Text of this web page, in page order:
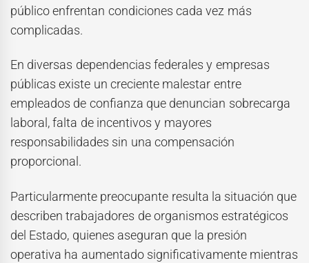
público enfrentan condiciones cada vez más
complicadas.
En diversas dependencias federales y empresas
públicas existe un creciente malestar entre
empleados de confianza que denuncian sobrecarga
laboral, falta de incentivos y mayores
responsabilidades sin una compensación
proporcional.
Particularmente preocupante resulta la situación que
describen trabajadores de organismos estratégicos
del Estado, quienes aseguran que la presión
operativa ha aumentado significativamente mientras